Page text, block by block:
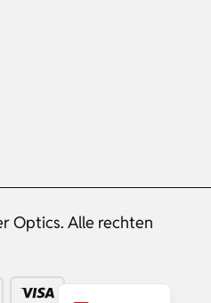
Optics. Alle rechten
German
Portuguese